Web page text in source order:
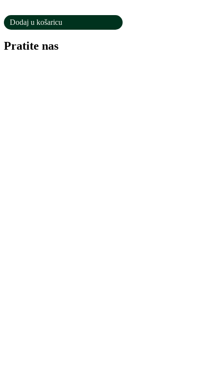
Dodaj u košaricu
Pratite nas